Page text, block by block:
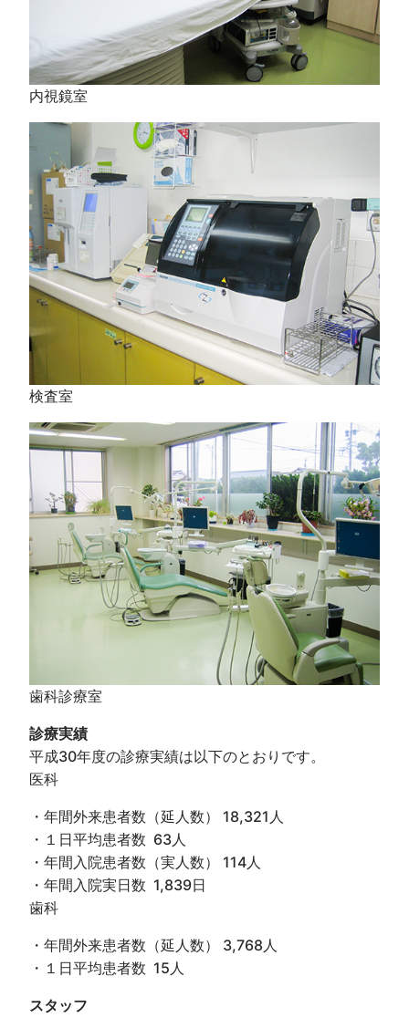
内視鏡室
検査室
歯科診療室
診療実績
平成30年度の診療実績は以下のとおりです。
医科
・年間外来患者数（延人数） 18,321人
・１日平均患者数 63人
・年間入院患者数（実人数） 114人
・年間入院実日数 1,839日
歯科
・年間外来患者数（延人数） 3,768人
・１日平均患者数 15人
スタッフ